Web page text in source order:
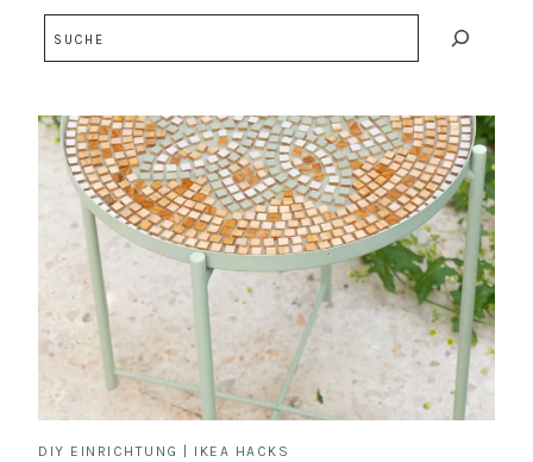
DIY EINRICHTUNG IKEA HACKS